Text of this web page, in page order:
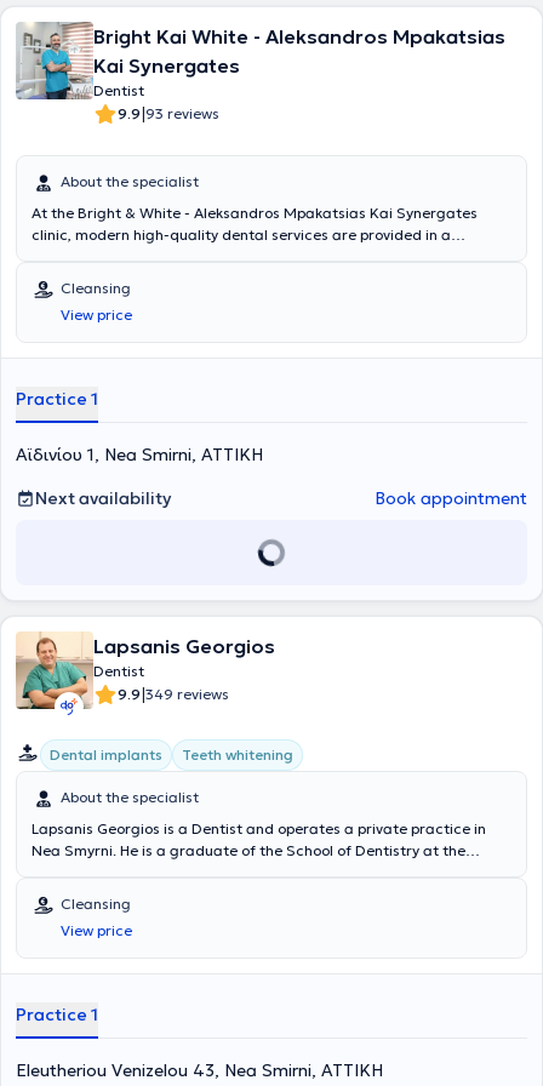
Bright Kai White - Aleksandros Mpakatsias
Kai Synergates
Dentist
9.9|93 reviews
About the specialist
At the Bright & White - Aleksandros Mpakatsias Kai Synergates
clinic, modern high-quality dental services are provided in a
wide range of dental cases and high-level academic certification,
we are at your disposal for diagnosis and, of course, immediate and
effective treatment of all your dental needs.
Cleansing
View price
Practice 1
Αϊδινίου 1, Nea Smirni, ΑΤΤΙΚΗ
Next availability
Book appointment
Lapsanis Georgios
Dentist
9.9|349 reviews
Dental implants Teeth whitening
About the specialist
Lapsanis Georgios is a Dentist and operates a private practice in
Nea Smyrni. He is a graduate of the School of Dentistry at the
been awarded the title of Fellow at Icol International in Naples and
the title of Diplomate in Berlin. His private dental practice offers a
wide range of specialized services, with particular expertise in
Dental Implants. Furthermore, he is a member of the First Greek
Cleansing
View price
Practice 1
Eleutheriou Venizelou 43, Nea Smirni, ΑΤΤΙΚΗ